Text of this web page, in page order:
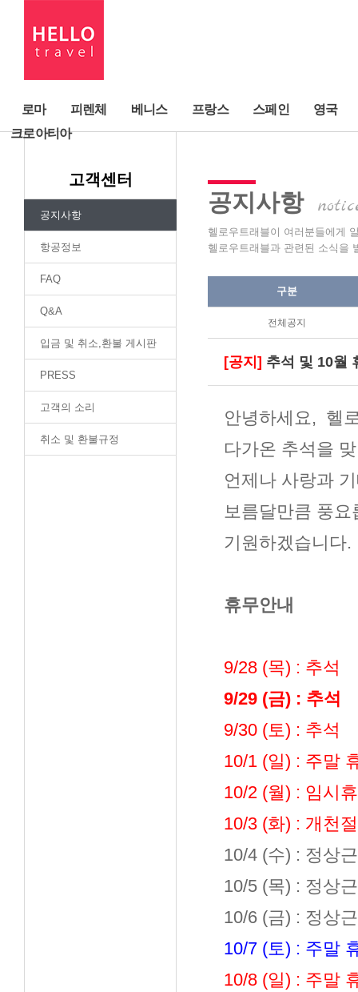
로마 피렌체 베니스 프랑스 스페인
영국
크로아티아
고객센터
공지사항
항공정보
FAQ
Q&A
입금 및 취소,환불 게시판
PRESS
고객의 소리
취소 및 환불규정
공지 사항
헬로우트래블이 여러분들에게
헬로우트래블과 관련된 소식을
구분
전체공지
[공지] 추석 및 10월
안녕하세요, 헬
다가온 추석을
언제나 사랑과
보름달만큼 풍
기원하겠습니다.
휴무안내
9/28 (목) : 추석
9/29 (금) : 추석
9/30 (토) : 추석
10/1 (일) : 주말
10/2 (월) : 임시
10/3 (화) : 개천절
10/4 (수) : 정상
10/5 (목) : 정상
10/6 (금) : 정상
10/7 (토) : 주말
10/8 (일) : 주말